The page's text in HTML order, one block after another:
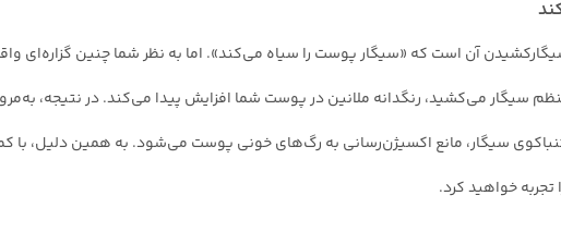
سیگارکشیدن آن است که «سیگار پوست را سیاه می‌کند». اما به نظر شما چنین گزاره‌ای
سیگار می‌کشید، رنگدانه ملانین در پوست شما افزایش پیدا می‌کند. در نتیجه،
سیگار، مانع اکسیژن‌رسانی به رگ‌های خونی پوست می‌شود. به همین دلیل، با
خواهید کرد.